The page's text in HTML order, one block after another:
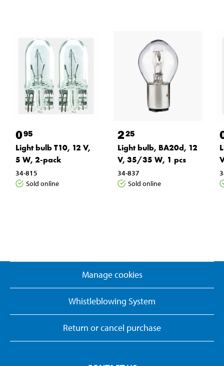
095
Light bulb T10, 12 V,
5 W, 2-pack
34-815
Sold online
225
Light bulb, BA20d, 12
V, 35/35 W, 1 pcs
34-837
Sold online
Manage cookies
Whistleblowing System
Return or cancel purchase